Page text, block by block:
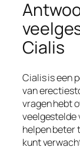
Cialis
Cialis is een
van
vragen hebt
veelgestelde
helpen beter
kunt